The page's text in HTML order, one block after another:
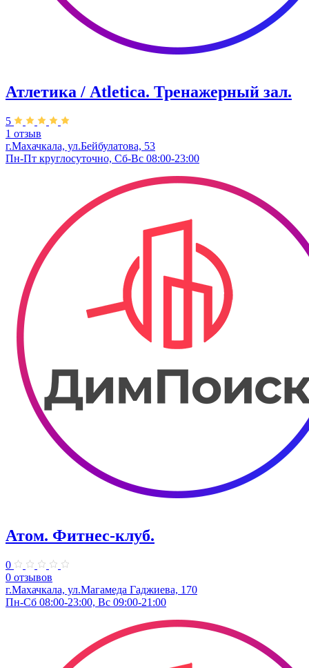
Атлетика / Atletica. Тренажерный зал.
5
1 отзыв
г.Махачкала, ул.Бейбулатова, 53
Пн-Пт круглосуточно, Сб-Вс 08:00-23:00
Атом. Фитнес-клуб.
0
0 отзывов
г.Махачкала, ул.​Магамеда Гаджиева, 170
Пн-Сб 08:00-23:00, Вс 09:00-21:00